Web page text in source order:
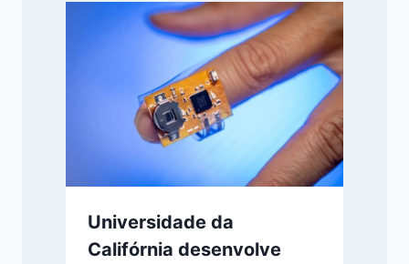
Universidade da
Califórnia desenvolve